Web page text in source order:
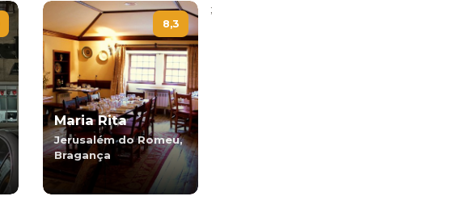
8,3
Maria Rita
Jerusalém do Romeu,
Bragança
;